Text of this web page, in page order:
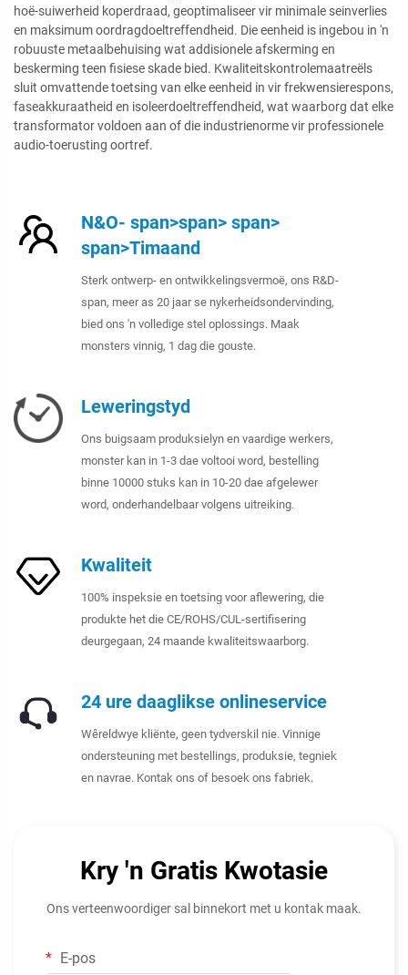
hoë-suiwerheid koperdraad, geoptimaliseer vir minimale seinverlies
en maksimum oordragdoeltreffendheid. Die eenheid is ingebou in 'n
robuuste metaalbehuising wat addisionele afskerming en
beskerming teen fisiese skade bied. Kwaliteitskontrolemaatreëls
sluit omvattende toetsing van elke eenheid in vir frekwensierespons,
faseakkuraatheid en isoleerdoeltreffendheid, wat waarborg dat elke
transformator voldoen aan of die industrienorme vir professionele
audio-toerusting oortref.
N&O- span>span> span>
span>Timaand
Sterk ontwerp- en ontwikkelingsvermoë, ons R&D-
span, meer as 20 jaar se nykerheidsondervinding,
bied ons 'n volledige stel oplossings. Maak
monsters vinnig, 1 dag die gouste.
Leweringstyd
Ons buigsaam produksielyn en vaardige werkers,
monster kan in 1-3 dae voltooi word, bestelling
binne 10000 stuks kan in 10-20 dae afgelewer
word, onderhandelbaar volgens uitreiking.
Kwaliteit
100% inspeksie en toetsing voor aflewering, die
produkte het die CE/ROHS/CUL-sertifisering
deurgegaan, 24 maande kwaliteitswaarborg.
24 ure daaglikse onlineservice
Wêreldwye kliënte, geen tydverskil nie. Vinnige
ondersteuning met bestellings, produksie, tegniek
en navrae. Kontak ons of besoek ons fabriek.
Kry 'n Gratis Kwotasie
Ons verteenwoordiger sal binnekort met u kontak maak.
E-pos